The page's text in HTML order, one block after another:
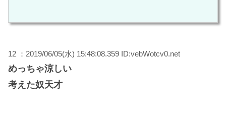
12 ：2019/06/05(水) 15:48:08.359 ID:vebWotcv0.net
めっちゃ涼しい
考えた奴天才